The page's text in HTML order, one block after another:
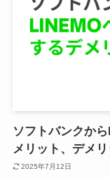
ソフトバンクか
メリット、デメリ
2025年7月12日